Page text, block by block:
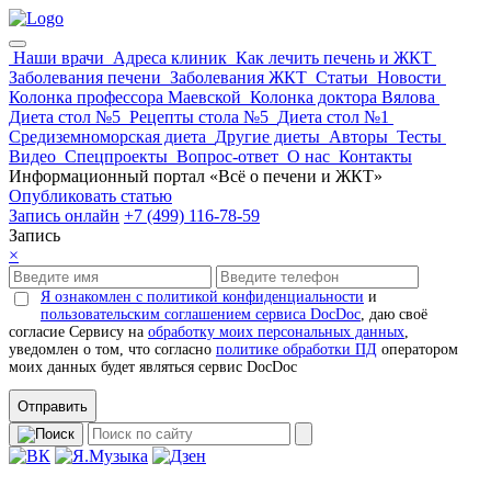
Наши врачи Адреса клиник Как лечить печень и ЖКТ
Заболевания печени Заболевания ЖКТ Статьи Новости
Колонка профессора Маевской Колонка доктора Вялова
Диета стол №5 Рецепты стола №5 Диета стол №1
Средиземноморская диета Другие диеты Авторы Тесты
Видео Спецпроекты Вопрос-ответ О нас Контакты
Информационный портал «Всё о печени и ЖКТ»
Опубликовать статью
Запись онлайн +7 (499) 116-78-59
Запись
×
Я ознакомлен с политикой конфиденциальности и
пользовательским соглашением сервиса DocDoc, даю своё
согласие Сервису на обработку моих персональных данных,
уведомлен о том, что согласно политике обработки ПД оператором
моих данных будет являться сервис DocDoc
Отправить